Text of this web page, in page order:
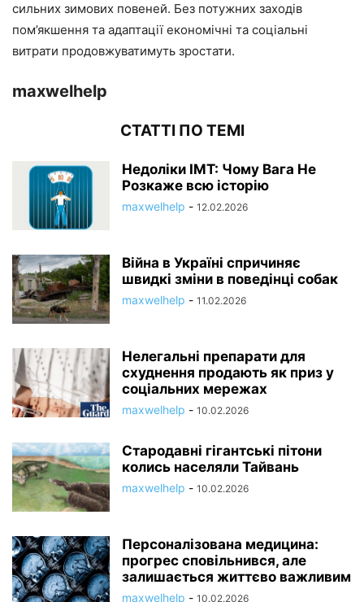
сильних зимових повеней. Без потужних заходів
пом’якшення та адаптації економічні та соціальні
витрати продовжуватимуть зростати.
maxwelhelp
СТАТТІ ПО ТЕМІ
Недоліки ІМТ: Чому Вага Не
Розкаже всю історію
maxwelhelp - 12.02.2026
Війна в Україні спричиняє
швидкі зміни в поведінці собак
maxwelhelp - 11.02.2026
Нелегальні препарати для
схуднення продають як приз у
соціальних мережах
maxwelhelp - 10.02.2026
Стародавні гігантські пітони
колись населяли Тайвань
maxwelhelp - 10.02.2026
Персоналізована медицина:
прогрес сповільнився, але
залишається життєво важливим
maxwelhelp - 10.02.2026